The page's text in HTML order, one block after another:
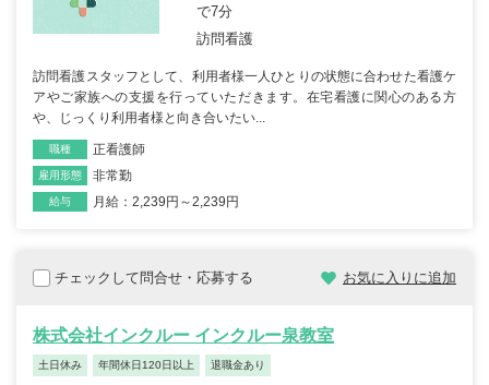
で7分
訪問看護
訪問看護スタッフとして、利用者様一人ひとりの状態に合わせた看護ケ
アやご家族への支援を行っていただきます。在宅看護に関心のある方
や、じっくり利用者様と向き合いたい...
職種 正看護師
雇用形態 非常勤
給与 月給：2,239円～2,239円
チェックして問合せ・応募する お気に入りに追加
株式会社インクルー インクルー泉教室
土日休み 年間休日120日以上 退職金あり